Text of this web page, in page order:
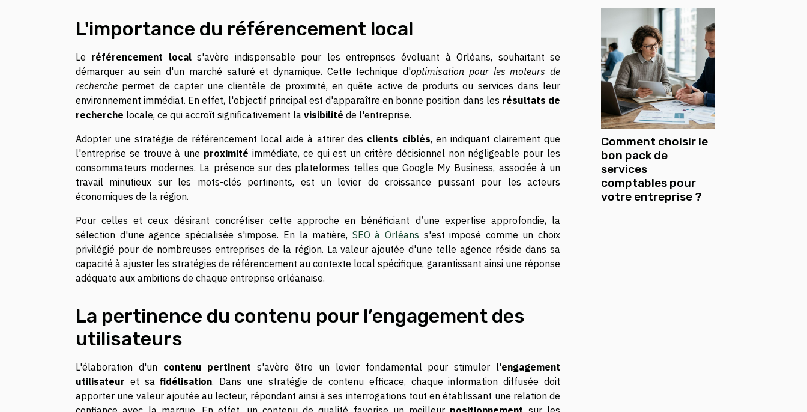
L'importance du référencement local
Le référencement locals'avère indispensable pour les entreprises évoluant à Orléans, souhaitant se
démarquer au sein d'un marché saturé et dynamique. Cette technique d'optimisation pour les moteurs de
recherche permet de capter une clientèle de proximité, en quête active de produits ou services dans leur
environnement immédiat. En effet, l'objectif principal est d'apparaître en bonne position dans les résultats de
recherche locale, ce qui accroît significativement la visibilité de l'entreprise.
Adopter une stratégie de référencement local aide à attirer des clients ciblés, en indiquant clairement que
l'entreprise se trouve à une proximité immédiate, ce qui est un critère décisionnel non négligeable pour les
consommateurs modernes. La présence sur des plateformes telles que Google My Business, associée à un
travail minutieux sur les mots-clés pertinents, est un levier de croissance puissant pour les acteurs
économiques de la région.
Pour celles et ceux désirant concrétiser cette approche en bénéficiant d’une expertise approfondie, la
sélection d'une agence spécialisée s'impose. En la matière, SEO à Orléans s'est imposé comme un choix
privilégié pour de nombreuses entreprises de la région. La valeur ajoutée d'une telle agence réside dans sa
capacité à ajuster les stratégies de référencement au contexte local spécifique, garantissant ainsi une réponse
adéquate aux ambitions de chaque entreprise orléanaise.
La pertinence du contenu pour l’engagement des
utilisateurs
L'élaboration d'un contenu pertinent s'avère être un levier fondamental pour stimuler l'engagement
utilisateur et safidélisation. Dans une stratégie de contenu efficace, chaque information diffusée doit
apporter une valeur ajoutée au lecteur, répondant ainsi à ses interrogations tout en établissant une relation de
Comment choisir le
bon pack de
services
comptables pour
votre entreprise ?